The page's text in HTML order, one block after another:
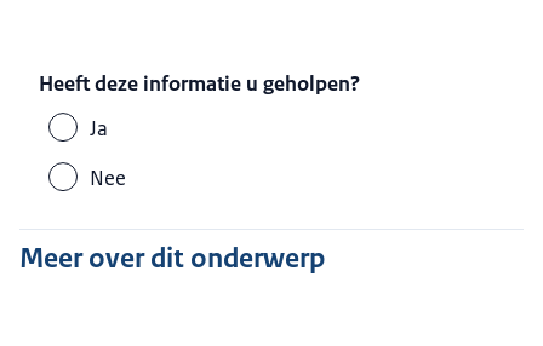
Heeft deze informatie u geholpen?
Ja
Nee
Meer over dit onderwerp